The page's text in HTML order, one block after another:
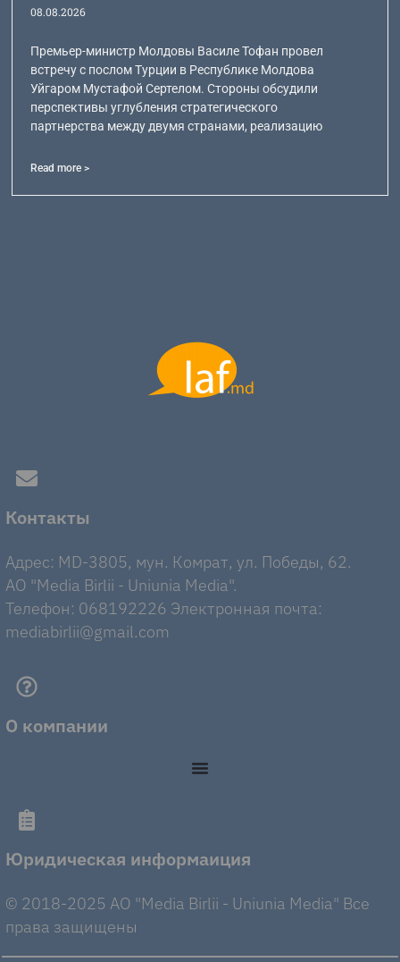
08.08.2026
Премьер-министр Молдовы Василе Тофан провел
встречу с послом Турции в Республике Молдова
Уйгаром Мустафой Сертелом. Стороны обсудили
перспективы углубления стратегического
партнерства между двумя странами, реализацию
Read more >
Контакты
Адрес: MD-3805, мун. Комрат, ул. Победы, 62.
AO "Media Birlii - Uniunia Media".
Телефон: 068192226 Электронная почта:
mediabirlii@gmail.com
О компании
Юридическая информаиция
© 2018-2025 AO "Media Birlii - Uniunia Media" Все
права защищены